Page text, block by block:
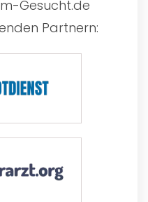
Gesucht.de
Partnern: